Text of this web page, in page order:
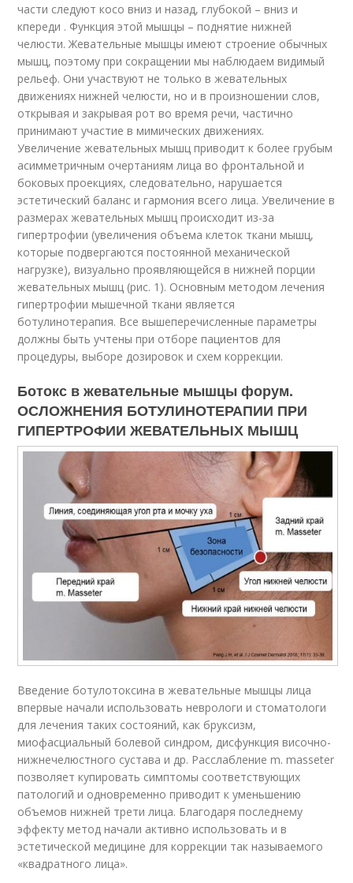
части следуют косо вниз и назад, глубокой – вниз и
кпереди . Функция этой мышцы – поднятие нижней
челюсти. Жевательные мышцы имеют строение обычных
мышц, поэтому при сокращении мы наблюдаем видимый
рельеф. Они участвуют не только в жевательных
движениях нижней челюсти, но и в произношении слов,
открывая и закрывая рот во время речи, частично
принимают участие в мимических движениях.
Увеличение жевательных мышц приводит к более грубым
асимметричным очертаниям лица во фронтальной и
боковых проекциях, следовательно, нарушается
эстетический баланс и гармония всего лица. Увеличение в
размерах жевательных мышц происходит из-за
гипертрофии (увеличения объема клеток ткани мышц,
которые подвергаются постоянной механической
нагрузке), визуально проявляющейся в нижней порции
жевательных мышц (рис. 1). Основным методом лечения
гипертрофии мышечной ткани является
ботулинотерапия. Все вышеперечисленные параметры
должны быть учтены при отборе пациентов для
процедуры, выборе дозировок и схем коррекции.
Ботокс в жевательные мышцы форум.
ОСЛОЖНЕНИЯ БОТУЛИНОТЕРАПИИ ПРИ
ГИПЕРТРОФИИ ЖЕВАТЕЛЬНЫХ МЫШЦ
Введение ботулотоксина в жевательные мышцы лица
впервые начали использовать неврологи и стоматологи
для лечения таких состояний, как бруксизм,
миофасциальный болевой синдром, дисфункция височно-
нижнечелюстного сустава и др. Расслабление m. masseter
позволяет купировать симптомы соответствующих
патологий и одновременно приводит к уменьшению
объемов нижней трети лица. Благодаря последнему
эффекту метод начали активно использовать и в
эстетической медицине для коррекции так называемого
«квадратного лица».